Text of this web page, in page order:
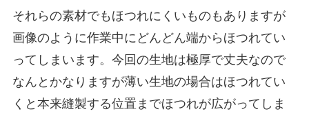
それらの素材でもほつれにくいものもありますが
画像のように作業中にどんどん端からほつれてい
ってしまいます。今回の生地は極厚で丈夫なので
なんとかなりますが薄い生地の場合はほつれてい
くと本来縫製する位置までほつれが広がってしま